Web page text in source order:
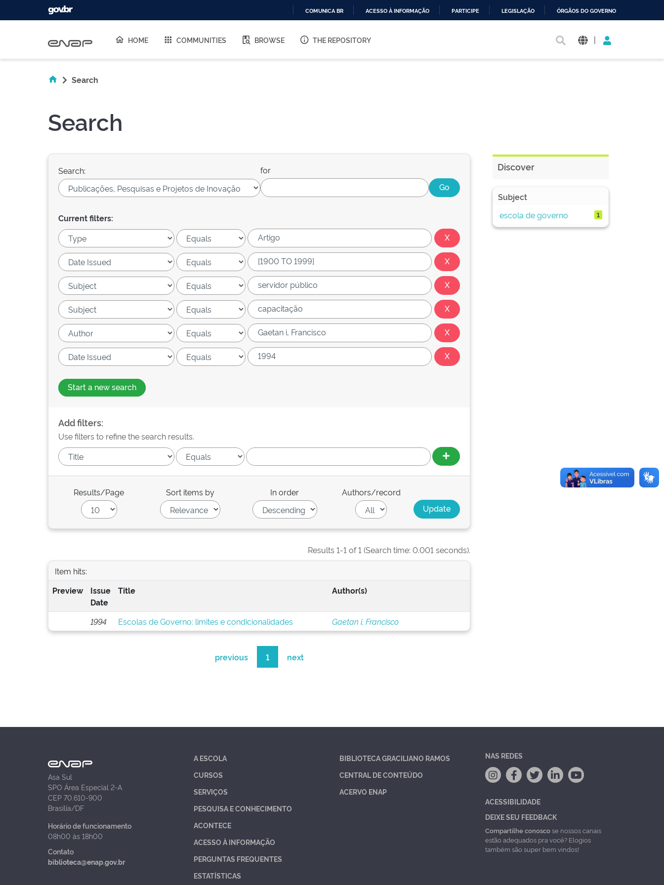
O
COMUNICA BR ACESSO À INFORMAÇÃO PARTICIPE LEGISLAÇÃO ÓRGÃOS DO GOVERNO
HOME COMMUNITIES BROWSE THE REPOSITORY |
Search
Search
Search: for
Current filters:
Start a new search
Add filters:
Use filters to refine the search results.
Results/Page Sort items by In order Authors/record
Results 1-1 of 1 (Search time: 0.001 seconds).
Item hits:
Preview
Issue
Date
Title Author(s)
1994 Escolas de Governo: limites e condicionalidades Gaetan i, Francisco
previous 1 next
Discover
Subject
escola de governo
1
Asa Sul
SPO Área Especial 2-A
CEP 70.610-900
Brasília/DF
Horário de funcionamento
08h00 às 18h00
Contato
biblioteca@enap.gov.br
A ESCOLA
CURSOS
SERVIÇOS
PESQUISA E CONHECIMENTO
ACONTECE
ACESSO À INFORMAÇÃO
PERGUNTAS FREQUENTES
ESTATÍSTICAS
BIBLIOTECA GRACILIANO RAMOS
CENTRAL DE CONTEÚDO
ACERVO ENAP
NAS REDES
ACESSIBILIDADE
DEIXE SEU FEEDBACK
Compartilhe conoscose nossos canais
estão adequados pra você? Elogios
também são super bem vindos!